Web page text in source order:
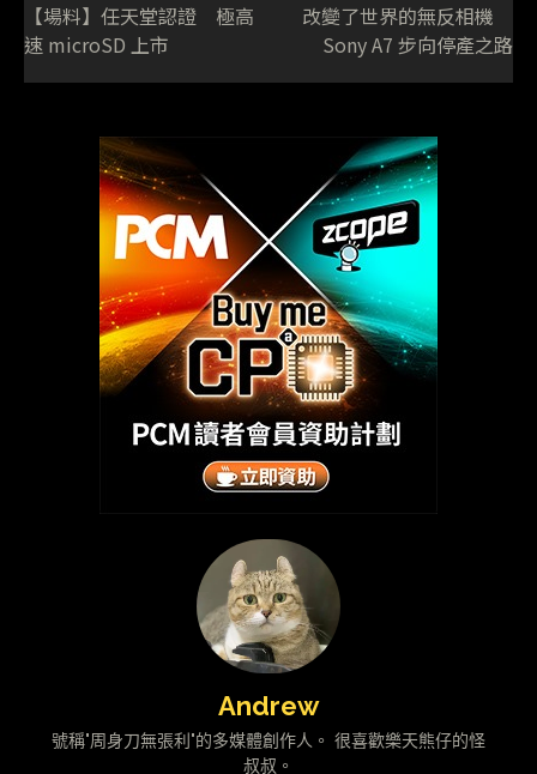
【場料】任天堂認證 極高
速 microSD 上市
改變了世界的無反相機
Sony A7 步向停產之路
Andrew
號稱"周身刀無張利"的多媒體創作人。 很喜歡樂天熊仔的怪
叔叔。